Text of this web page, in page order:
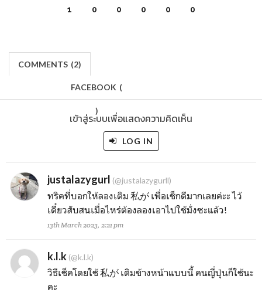
1 0 0 0 0 0
COMMENTS (2)
FACEBOOK (
)
เข้าสู่ระบบเพื่อแสดงความคิดเห็น
LOG IN
justalazygurl (@justalazygurll)
ทริคที่บอกให้ลองเติม 私が เพื่อเช็กดีมากเลยค่ะะ ไว้
เดี๋ยวสับสนเมื่อไหร่ต้องลองเอาไปใช้มั่งซะแล้ว!
13th March 2023, 2:21 pm
k.l.k (@k.l.k)
วิธีเช็คโดยใช้ 私が เติมข้างหน้าแบบนี้ คนญี่ปุ่นก็ใช้นะ
คะ